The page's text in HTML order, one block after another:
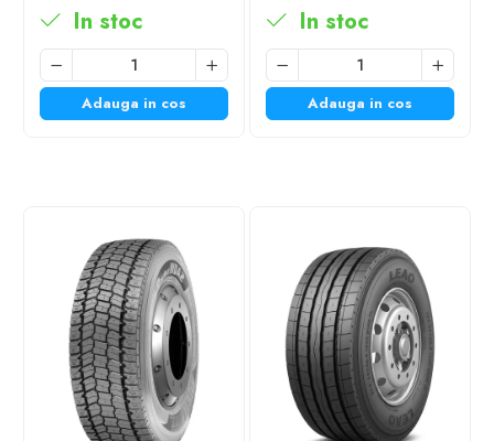
In stoc
Adauga in cos
In stoc
Adauga in cos